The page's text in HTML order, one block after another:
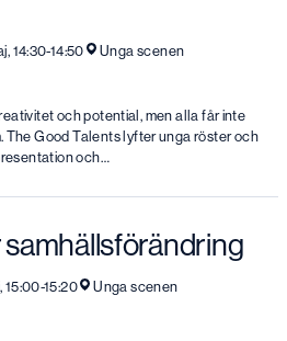
14:30-14:50
Unga scenen
och potential, men alla får inte
The Good Talents lyfter unga röster och
och…
15:00-15:20
Unga scenen